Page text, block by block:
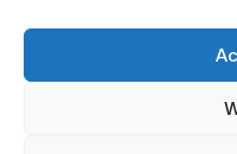
Snel een taxi van
Van Nijmegen
Rotterdam